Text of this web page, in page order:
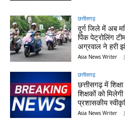
छत्तीसगढ़
दुर्ग जिले में अब
पिंक पेट्रोलिंग
अग्रवाल ने हरी
Asia News Writer -
छत्तीसगढ़
छत्तीसगढ़ में
शिक्षकों को
प्रशासकीय
Asia News Writer -